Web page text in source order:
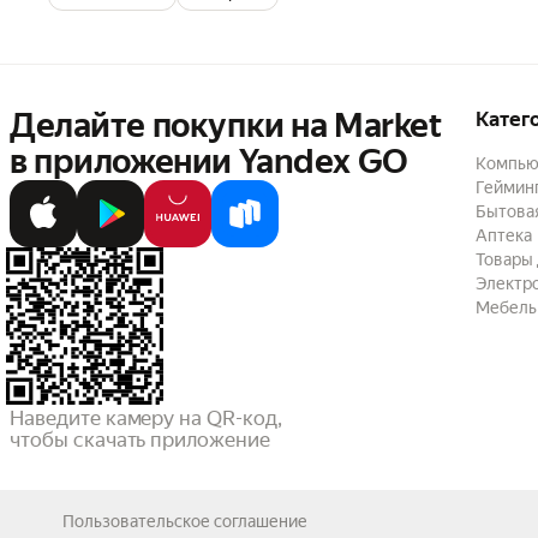
Делайте покупки на Market
в приложении Yandex GO
Наведите камеру на QR-код,
чтобы скачать приложение
Аптека
Товары
Мебель
Пользовательское соглашение